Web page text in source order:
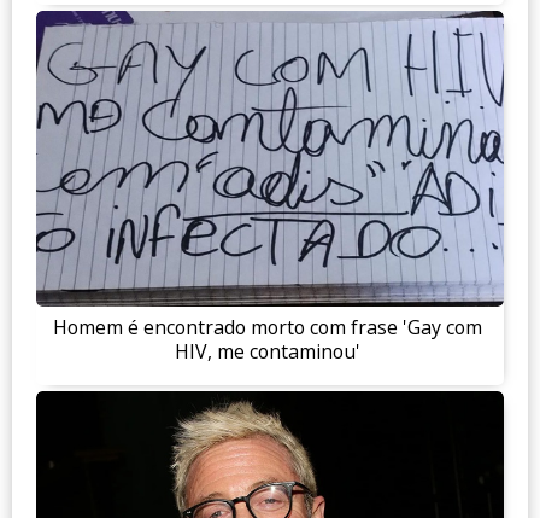
Homem é encontrado morto com frase 'Gay com
HIV, me contaminou'